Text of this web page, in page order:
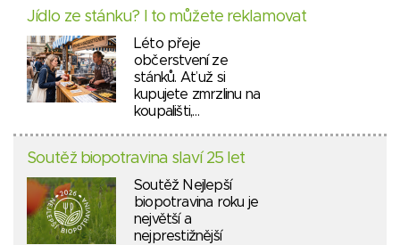
Jídlo ze stánku? I to můžete reklamovat
Léto přeje
občerstvení ze
stánků. Ať už si
kupujete zmrzlinu na
koupališti,…
Soutěž biopotravina slaví 25 let
Soutěž Nejlepší
biopotravina roku je
největší a
nejprestižnější